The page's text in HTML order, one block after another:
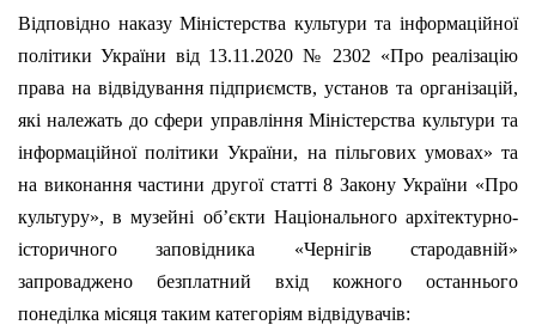
Відповідно наказу Міністерства культури та інформаційної
політики України від 13.11.2020 № 2302 «Про реалізацію
права на відвідування підприємств, установ та організацій,
які належать до сфери управління Міністерства культури та
інформаційної політики України, на пільгових умовах» та
на виконання частини другої статті 8 Закону України «Про
культуру», в музейні об’єкти Національного архітектурно-
історичного заповідника «Чернігів стародавній»
запроваджено безплатний вхід кожного останнього
понеділка місяця таким категоріям відвідувачів: